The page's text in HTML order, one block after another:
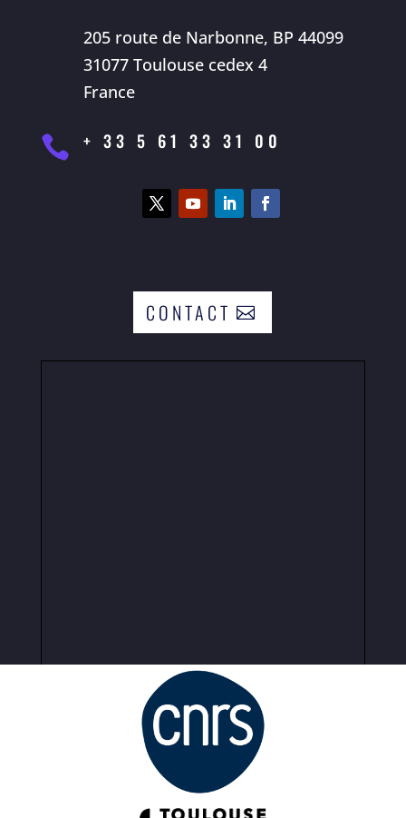
205 route de Narbonne, BP 44099
31077 Toulouse cedex 4
France
 + 33 5 61 33 31 00
CONTACT